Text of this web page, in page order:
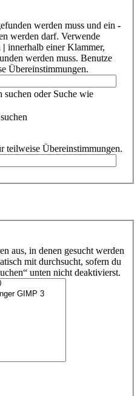
werden muss und ein -
werden darf. Verwende
| innerhalb einer Klammer,
werden muss. Benutze
Übereinstimmungen.
oder Suche wie
teilweise Übereinstimmungen.
aus, in denen gesucht werden
mit durchsucht, sofern du
unten nicht deaktivierst.